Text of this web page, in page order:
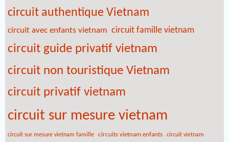
circuit authentique Vietnam
circuit avec enfants vietnam circuit famille vietnam
circuit guide privatif vietnam
circuit non touristique Vietnam
circuit privatif vietnam
circuit sur mesure vietnam
circuit sur mesure vietnam famille circuits vietnam enfants circuit vietnam